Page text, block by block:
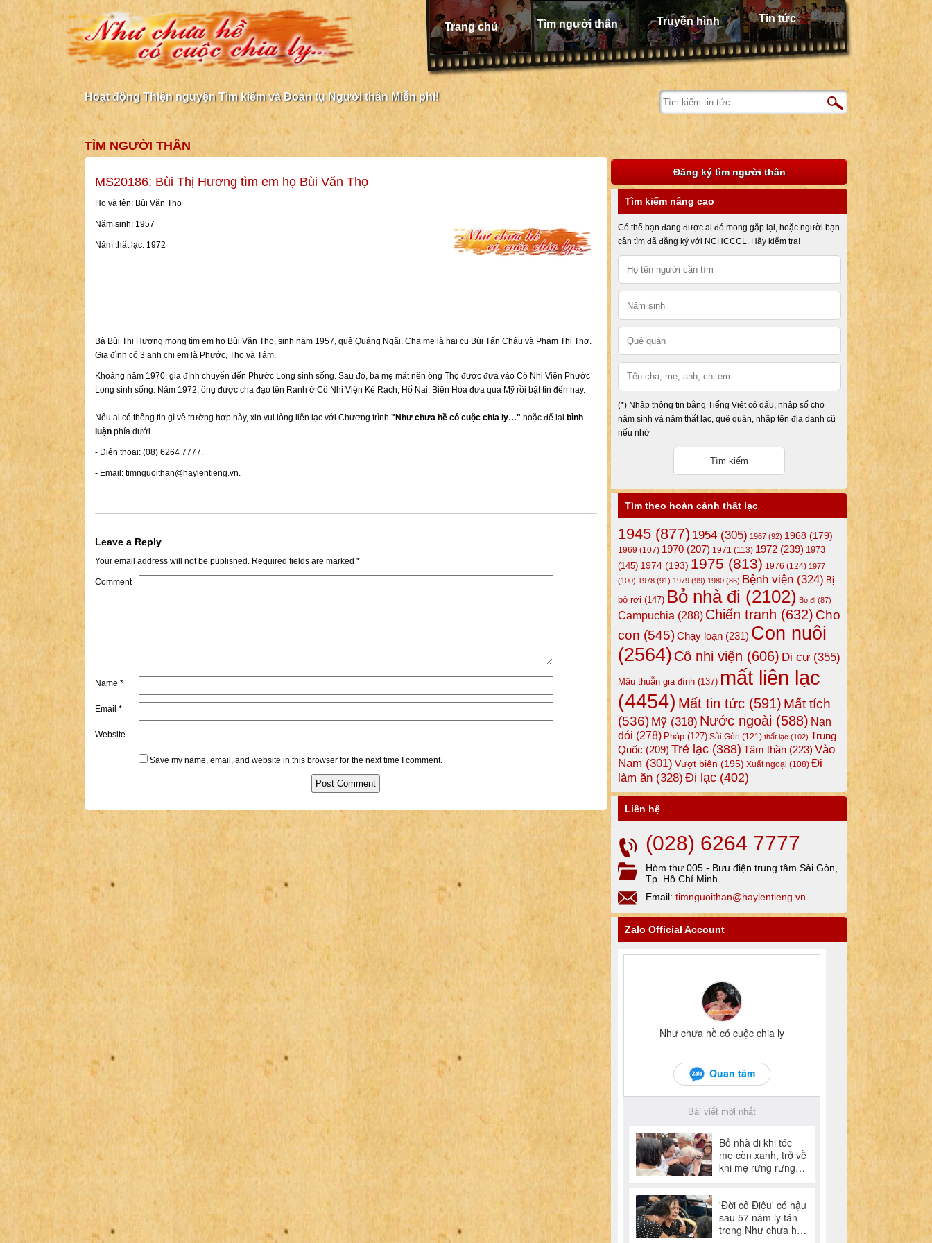
Trang chủ Tìm người thân Truyền hình Tin tức
Hoạt động Thiện nguyện Tìm kiếm và Đoàn tụ Người thân Miễn phí!
TÌM NGƯỜI THÂN
MS20186: Bùi Thị Hương tìm em họ Bùi Văn Thọ
Họ và tên: Bùi Văn Thọ
Năm sinh: 1957
Năm thất lạc: 1972
Bà Bùi Thị Hương mong tìm em họ Bùi Văn Thọ, sinh năm 1957, quê Quảng Ngãi. Cha mẹ là hai cụ Bùi Tấn Châu và Phạm Thị Thơ.
Gia đình có 3 anh chị em là Phước, Thọ và Tâm.
Khoảng năm 1970, gia đình chuyển đến Phước Long sinh sống. Sau đó, ba mẹ mất nên ông Thọ được đưa vào Cô Nhi Viện Phước
Long sinh sống. Năm 1972, ông được cha đạo tên Ranh ở Cô Nhi Viện Kẻ Rạch, Hố Nai, Biên Hòa đưa qua Mỹ rồi bặt tin đến nay.
Nếu ai có thông tin gì về trường hợp này, xin vui lòng liên lạc với Chương trình "Như chưa hề có cuộc chia ly…" hoặc để lại bình
luận phía dưới.
- Điện thoại: (08) 6264 7777.
- Email: timnguoithan@haylentieng.vn.
Leave a Reply
Your email address will not be published. Required fields are marked *
Comment
Name *
Email *
Website
Save my name, email, and website in this browser for the next time I comment.
Đăng ký tìm người thân
Tìm kiếm nâng cao
Có thể bạn đang được ai đó mong gặp lại, hoặc người bạn
cần tìm đã đăng ký với NCHCCCL. Hãy kiểm tra!
(*) Nhập thông tin bằng Tiếng Việt có dấu, nhập số cho
năm sinh và năm thất lạc, quê quán, nhập tên địa danh cũ
nếu nhớ
Tìm theo hoàn cảnh thất lạc
1945 (877) 1954 (305) 1967 (92) 1968 (179)
1969 (107) 1970 (207) 1971 (113) 1972 (239) 1973
(145) 1974 (193) 1975 (813) 1976 (124) 1977
(100) 1978 (91) 1979 (99) 1980 (86) Bệnh viện (324) Bị
bỏ rơi (147) Bỏ nhà đi (2102) Bỏ đi (87)
Campuchia (288) Chiến tranh (632) Cho
con (545)Chạy loạn (231) Con nuôi
(2564) Cô nhi viện (606) Di cư (355)
Mâu thuẫn gia đình (137) mất liên lạc
(4454) Mất tin tức (591) Mất tích
(536) Mỹ (318) Nước ngoài (588) Nạn
đói (278) Pháp (127) Sài Gòn (121) thất lạc (102) Trung
Quốc (209) Trẻ lạc (388) Tâm thần (223) Vào
Nam (301) Vượt biên (195) Xuất ngoại (108) Đi
làm ăn (328) Đi lạc (402)
Liên hệ
(028) 6264 7777
Hòm thư 005 - Bưu điện trung tâm Sài Gòn,
Tp. Hồ Chí Minh
Email: timnguoithan@haylentieng.vn
Zalo Official Account